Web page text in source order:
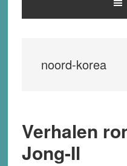
noord-korea
Verhalen
Jong-Il